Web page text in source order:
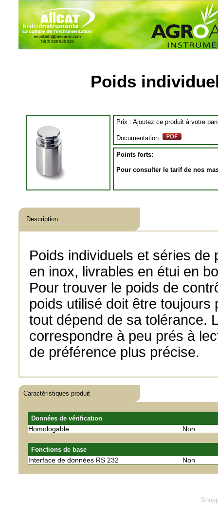
Poids
Prix : Ajoutez ce produit à votre
Documentation:
Points forts:
Pour consulter le tarif de nos
Description
Poids individuels et séries de
en inox, livrables en étui en
Pour trouver le poids de
poids utilisé doit être
tout dépend de sa tolérance.
correspondre à peu prés à
de préférence plus précise.
Caractéristiques produit
Données de vérification
Homologable Non
Fonctions de base
Interface de données RS 232 Non